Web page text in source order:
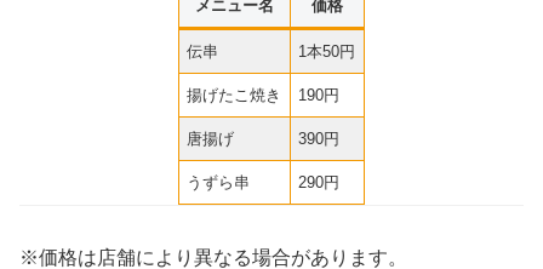
メニュー名 価格
伝串 1本50円
揚げたこ焼き 190円
唐揚げ 390円
うずら串 290円
※価格は店舗により異なる場合があります。